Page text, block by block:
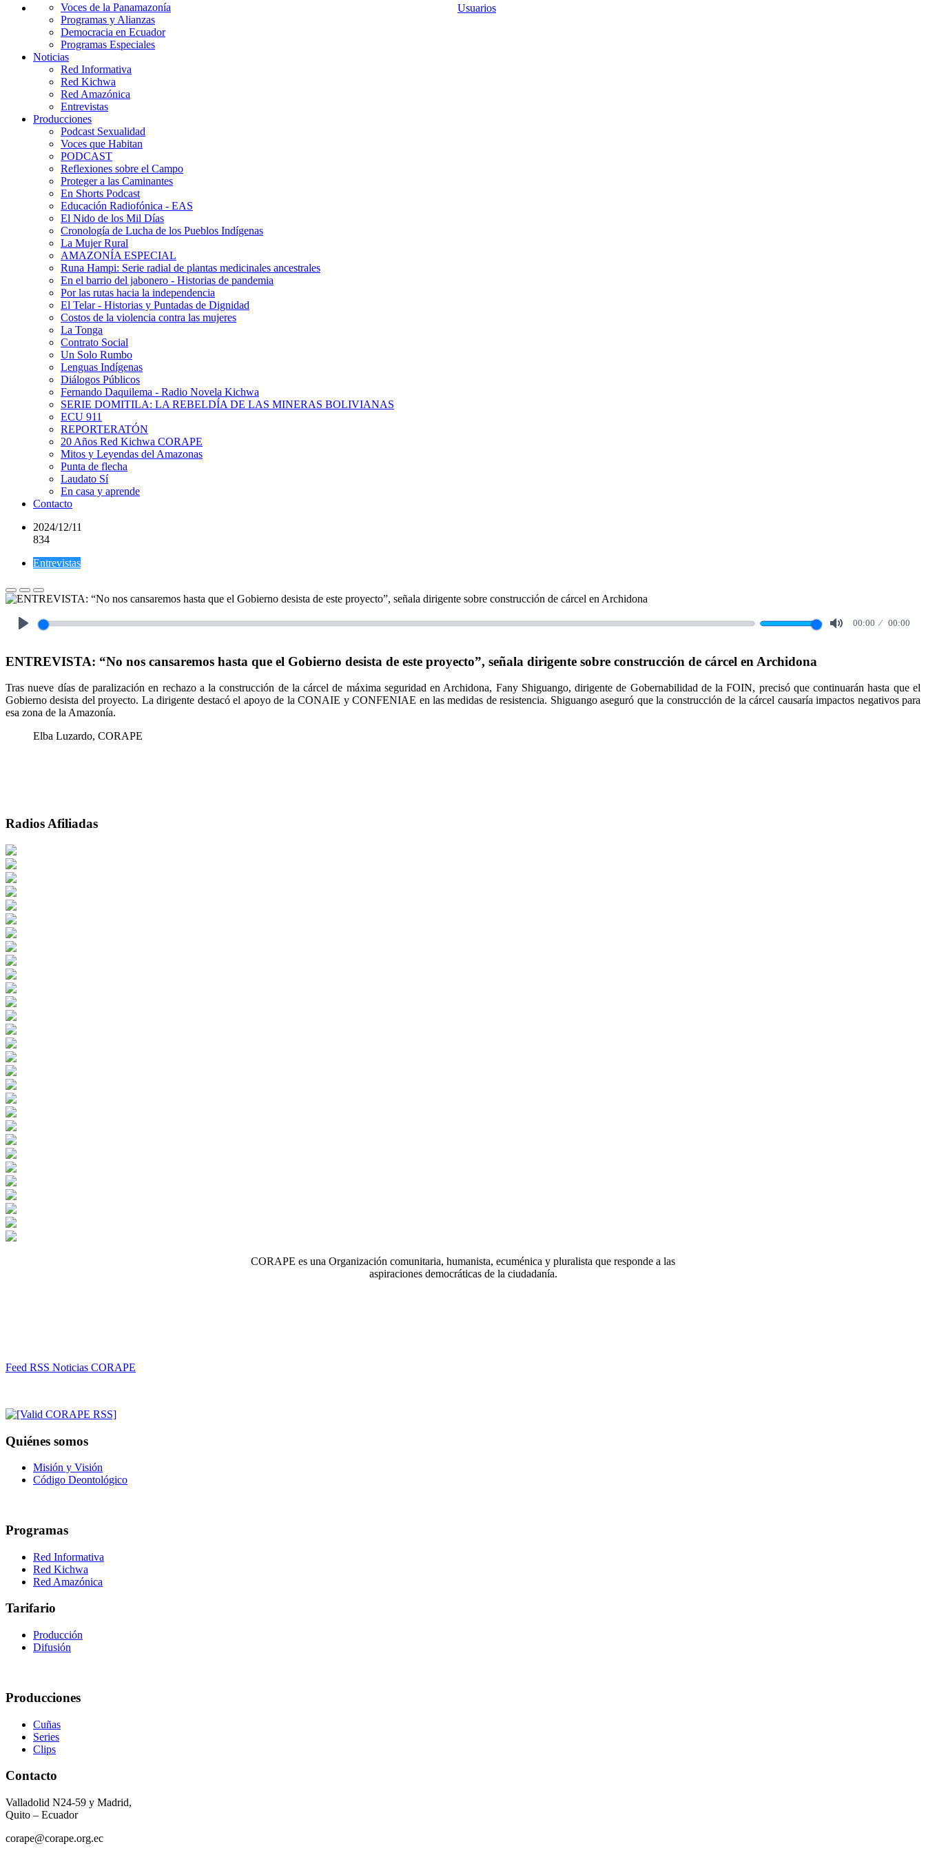
Usuarios
Voces de la Panamazonía
Programas y Alianzas
Democracia en Ecuador
Programas Especiales
Noticias
Red Informativa
Red Kichwa
Red Amazónica
Entrevistas
Producciones
Podcast Sexualidad
Voces que Habitan
PODCAST
Reflexiones sobre el Campo
Proteger a las Caminantes
En Shorts Podcast
Educación Radiofónica - EAS
El Nido de los Mil Días
Cronología de Lucha de los Pueblos Indígenas
La Mujer Rural
AMAZONÍA ESPECIAL
Runa Hampi: Serie radial de plantas medicinales ancestrales
En el barrio del jabonero - Historias de pandemia
Por las rutas hacia la independencia
El Telar - Historias y Puntadas de Dignidad
Costos de la violencia contra las mujeres
La Tonga
Contrato Social
Un Solo Rumbo
Lenguas Indígenas
Diálogos Públicos
Fernando Daquilema - Radio Novela Kichwa
SERIE DOMITILA: LA REBELDÍA DE LAS MINERAS BOLIVIANAS
ECU 911
REPORTERATÓN
20 Años Red Kichwa CORAPE
Mitos y Leyendas del Amazonas
Punta de flecha
Laudato Sí
En casa y aprende
Contacto
2024/12/11
834
Entrevistas
00:00 00:00
ENTREVISTA: “No nos cansaremos hasta que el Gobierno desista de este proyecto”, señala dirigente sobre construcción de cárcel en Archidona
Tras nueve días de paralización en rechazo a la construcción de la cárcel de máxima seguridad en Archidona, Fany Shiguango, dirigente de Gobernabilidad de la FOIN, precisó que continuarán hasta que el
Gobierno desista del proyecto. La dirigente destacó el apoyo de la CONAIE y CONFENIAE en las medidas de resistencia. Shiguango aseguró que la construcción de la cárcel causaría impactos negativos para
esa zona de la Amazonía.
Elba Luzardo, CORAPE
Radios Afiliadas
CORAPE es una Organización comunitaria, humanista, ecuménica y pluralista que responde a las
aspiraciones democráticas de la ciudadanía.
Feed RSS Noticias CORAPE
Quiénes somos
Misión y Visión
Código Deontológico
Programas
Red Informativa
Red Kichwa
Red Amazónica
Tarifario
Producción
Difusión
Producciones
Cuñas
Series
Clips
Contacto
Valladolid N24-59 y Madrid,
Quito – Ecuador
corape@corape.org.ec